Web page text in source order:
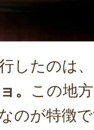
したのは
。
この地
のが特徴